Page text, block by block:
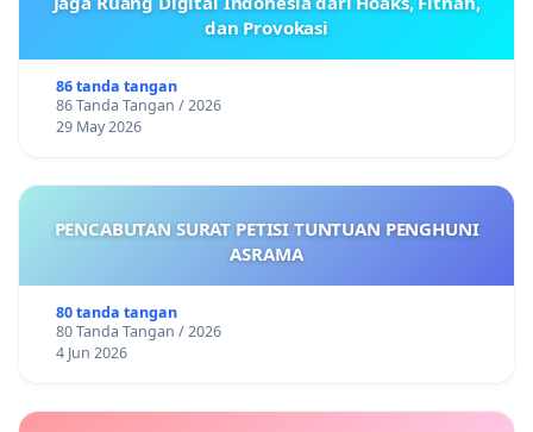
dan Provokasi
86 tanda tangan
86 Tanda Tangan / 2026
29 May 2026
PENCABUTAN SURAT PETISI TUNTUAN PENGHUNI
ASRAMA
80 tanda tangan
80 Tanda Tangan / 2026
4 Jun 2026